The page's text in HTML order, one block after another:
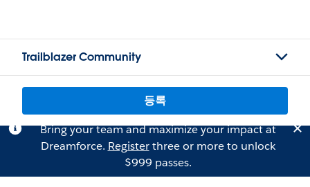
Trailblazer Community
등록
Bring your team and maximize your impact at
Dreamforce. Registerthree or more to unlock
$999 passes.